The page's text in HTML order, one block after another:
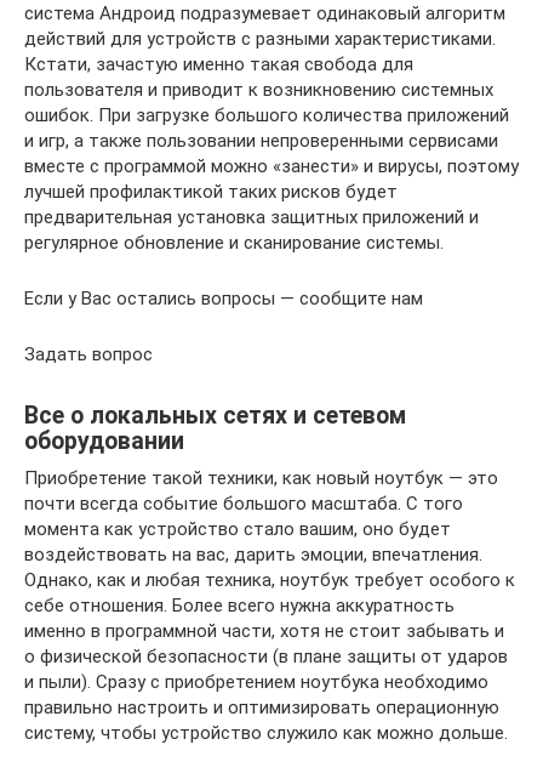
система Андроид подразумевает одинаковый алгоритм
действий для устройств с разными характеристиками.
Кстати, зачастую именно такая свобода для
пользователя и приводит к возникновению системных
ошибок. При загрузке большого количества приложений
и игр, а также пользовании непроверенными сервисами
вместе с программой можно «занести» и вирусы, поэтому
лучшей профилактикой таких рисков будет
предварительная установка защитных приложений и
регулярное обновление и сканирование системы.
Если у Вас остались вопросы — сообщите нам
Задать вопрос
Все о локальных сетях и сетевом
оборудовании
Приобретение такой техники, как новый ноутбук — это
почти всегда событие большого масштаба. С того
момента как устройство стало вашим, оно будет
воздействовать на вас, дарить эмоции, впечатления.
Однако, как и любая техника, ноутбук требует особого к
себе отношения. Более всего нужна аккуратность
именно в программной части, хотя не стоит забывать и
о физической безопасности (в плане защиты от ударов
и пыли). Сразу с приобретением ноутбука необходимо
правильно настроить и оптимизировать операционную
систему, чтобы устройство служило как можно дольше.